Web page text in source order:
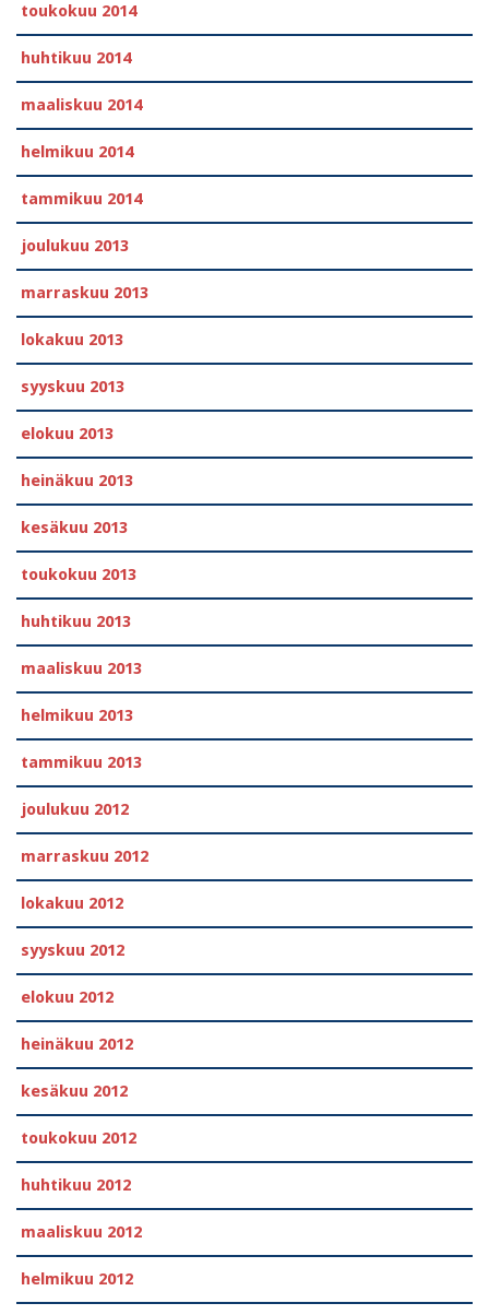
toukokuu 2014
huhtikuu 2014
maaliskuu 2014
helmikuu 2014
tammikuu 2014
joulukuu 2013
marraskuu 2013
lokakuu 2013
syyskuu 2013
elokuu 2013
heinäkuu 2013
kesäkuu 2013
toukokuu 2013
huhtikuu 2013
maaliskuu 2013
helmikuu 2013
tammikuu 2013
joulukuu 2012
marraskuu 2012
lokakuu 2012
syyskuu 2012
elokuu 2012
heinäkuu 2012
kesäkuu 2012
toukokuu 2012
huhtikuu 2012
maaliskuu 2012
helmikuu 2012